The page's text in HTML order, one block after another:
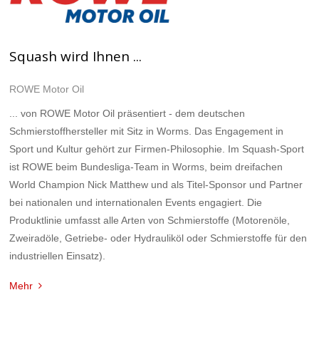
Squash wird Ihnen ...
ROWE Motor Oil
... von ROWE Motor Oil präsentiert - dem deutschen
Schmierstoffhersteller mit Sitz in Worms. Das Engagement in
Sport und Kultur gehört zur Firmen-Philosophie. Im Squash-Sport
ist ROWE beim Bundesliga-Team in Worms, beim dreifachen
World Champion Nick Matthew und als Titel-Sponsor und Partner
bei nationalen und internationalen Events engagiert. Die
Produktlinie umfasst alle Arten von Schmierstoffe (Motorenöle,
Zweiradöle, Getriebe- oder Hydrauliköl oder Schmierstoffe für den
industriellen Einsatz).
Mehr